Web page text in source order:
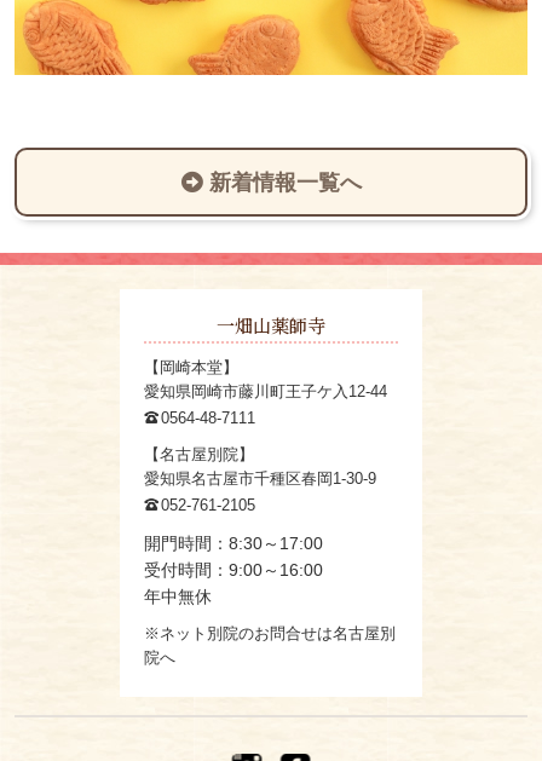
新着情報一覧へ
一畑山薬師寺
【岡崎本堂】
愛知県岡崎市藤川町王子ケ入12-44
0564-48-7111
【名古屋別院】
愛知県名古屋市千種区春岡1-30-9
052-761-2105
開門時間：8:30～17:00
受付時間：9:00～16:00
年中無休
※ネット別院のお問合せは名古屋別
院へ